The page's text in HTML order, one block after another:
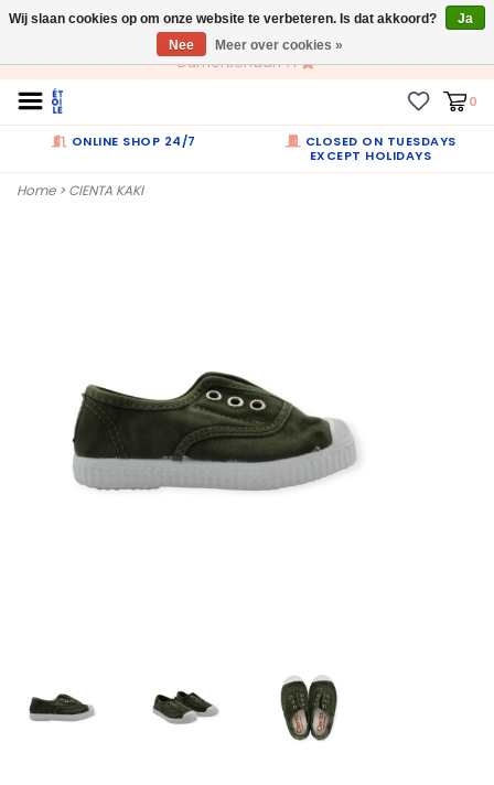
NL
Dumortierlaan 71
0
ONLINE SHOP 24/7
CLOSED ON TUESDAYS
EXCEPT HOLIDAYS
Home>CIENTA KAKI
Wij slaan cookies op om onze website te verbeteren. Is dat akkoord?
Ja
Nee
Meer over cookies »